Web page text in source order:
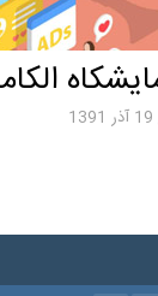
19 آذر 1391